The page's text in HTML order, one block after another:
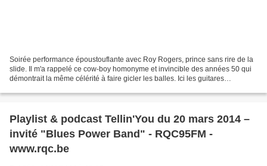
Soirée performance époustouflante avec Roy Rogers, prince sans rire de la
slide. Il m'a rappelé ce cow-boy homonyme et invincible des années 50 qui
démontrait la même célérité à faire gicler les balles. Ici les guitares
Playlist & podcast Tellin'You du 20 mars 2014 –
invité "Blues Power Band" - RQC95FM -
www.rqc.be